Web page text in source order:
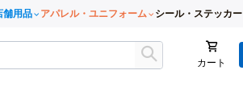
舗用品 アパレル・ユニフォーム シール・ステッカー
カート